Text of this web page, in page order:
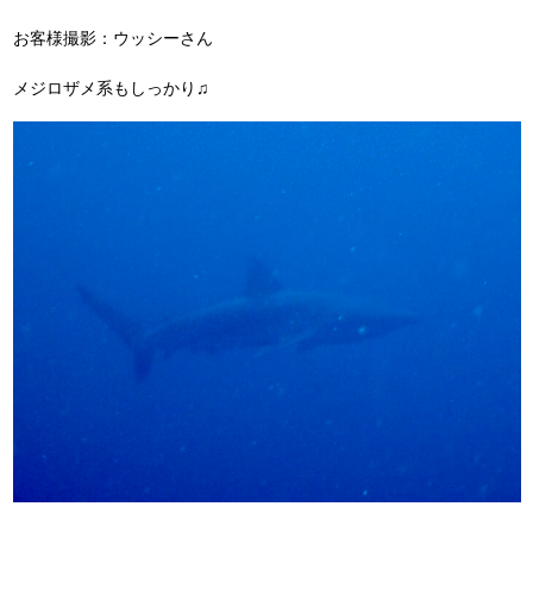
お客様撮影：ウッシーさん
メジロザメ系もしっかり♫